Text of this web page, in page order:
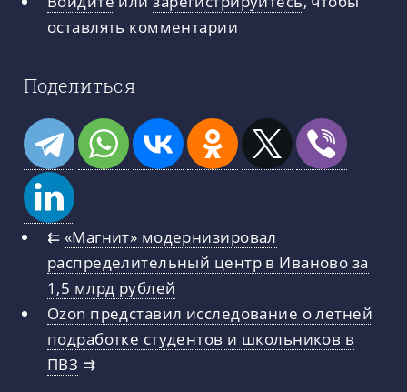
оставлять комментарии
Поделиться
⇇ «Магнит» модернизировал
распределительный центр в Иваново за
1,5 млрд рублей
Ozon представил исследование о летней
подработке студентов и школьников в
ПВЗ ⇉